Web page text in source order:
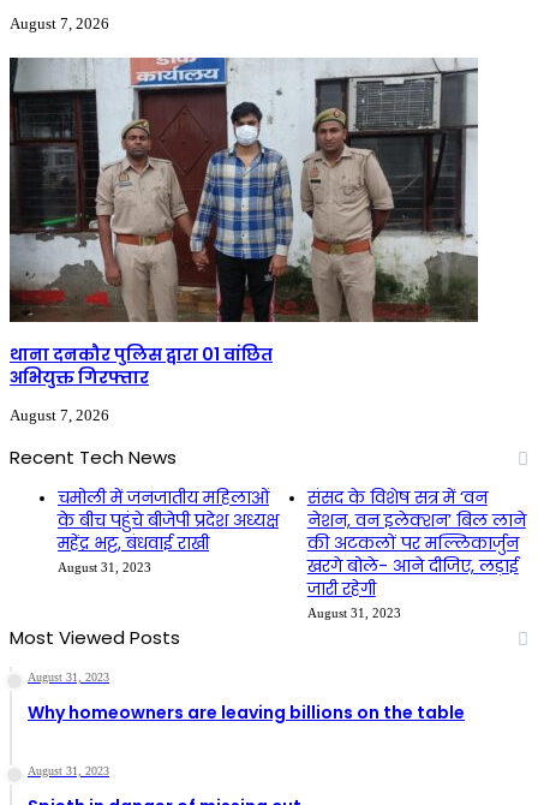
August 7, 2026
थाना दनकौर पुलिस द्वारा 01 वांछित
अभियुक्त गिरफ्तार
August 7, 2026
Recent Tech News
चमोली में जनजातीय महिलाओं
के बीच पहुंचे बीजेपी प्रदेश अध्यक्ष
महेंद्र भट्ट, बंधवाई राखी
August 31, 2023
संसद के विशेष सत्र में ‘वन
नेशन, वन इलेक्शन’ बिल लाने
की अटकलों पर मल्लिकार्जुन
खरगे बोले- आने दीजिए, लड़ाई
जारी रहेगी
August 31, 2023
Most Viewed Posts
August 31, 2023
Why homeowners are leaving billions on the table
August 31, 2023